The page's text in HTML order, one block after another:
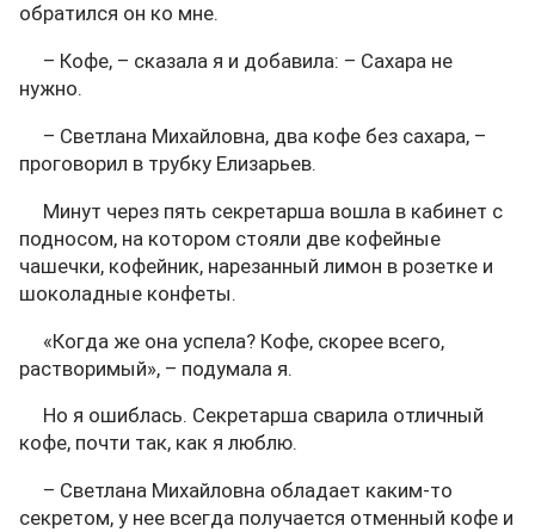
обратился он ко мне.
– Кофе, – сказала я и добавила: – Сахара не
нужно.
– Светлана Михайловна, два кофе без сахара, –
проговорил в трубку Елизарьев.
Минут через пять секретарша вошла в кабинет с
подносом, на котором стояли две кофейные
чашечки, кофейник, нарезанный лимон в розетке и
шоколадные конфеты.
«Когда же она успела? Кофе, скорее всего,
растворимый», – подумала я.
Но я ошиблась. Секретарша сварила отличный
кофе, почти так, как я люблю.
– Светлана Михайловна обладает каким-то
секретом, у нее всегда получается отменный кофе и